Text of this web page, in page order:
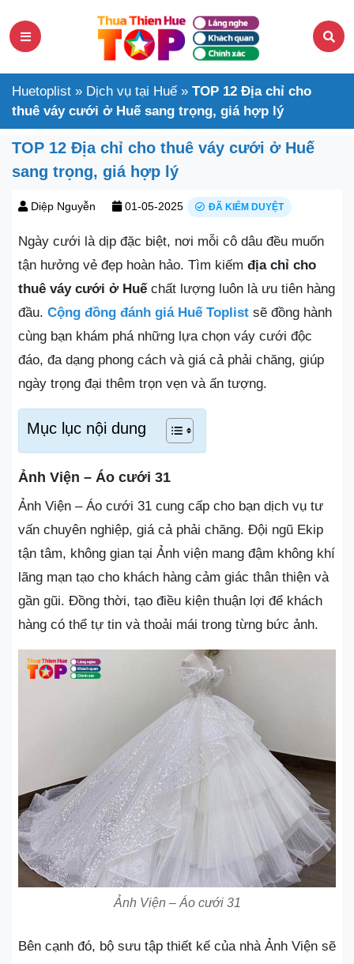
Huetoplist » Dịch vụ tại Huế » TOP 12 Địa chỉ cho
thuê váy cưới ở Huế sang trọng, giá hợp lý
TOP 12 Địa chỉ cho thuê váy cưới ở Huế
sang trọng, giá hợp lý
Diệp Nguyễn 01-05-2025 ĐÃ KIỂM DUYỆT
Ngày cưới là dịp đặc biệt, nơi mỗi cô dâu đều muốn
tận hưởng vẻ đẹp hoàn hảo. Tìm kiếm địa chỉ cho
thuê váy cưới ở Huếchất lượng luôn là ưu tiên hàng
đầu. Cộng đồng đánh giá Huế Toplist sẽ đồng hành
cùng bạn khám phá những lựa chọn váy cưới độc
đáo, đa dạng phong cách và giá cả phải chăng, giúp
ngày trọng đại thêm trọn vẹn và ấn tượng.
Mục lục nội dung
Ảnh Viện – Áo cưới 31
Ảnh Viện – Áo cưới 31 cung cấp cho bạn dịch vụ tư
vấn chuyên nghiệp, giá cả phải chăng. Đội ngũ Ekip
tận tâm, không gian tại Ảnh viện mang đậm không khí
lãng mạn tạo cho khách hàng cảm giác thân thiện và
gần gũi. Đồng thời, tạo điều kiện thuận lợi để khách
hàng có thể tự tin và thoải mái trong từng bức ảnh.
Ảnh Viện – Áo cưới 31
Bên cạnh đó, bộ sưu tập thiết kế của nhà Ảnh Viện sẽ